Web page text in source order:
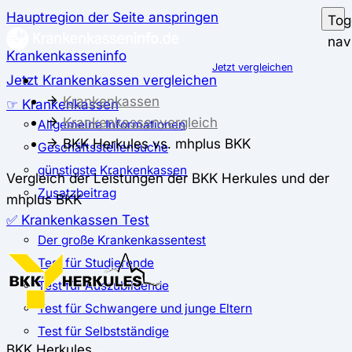
Hauptregion der Seite anspringen
Krankenkasseninfo
Jetzt Krankenkassen vergleichen
☞ Krankenkassen
Allgemeine Informationen
Geschäftsstellensuche
günstigste Krankenkassen
Zusatzbeitrag
✅ Krankenkassen Test
Der große Krankenkassentest
Test für Studierende
Test für Auszubildende
Test für Schwangere und junge Eltern
Test für Selbstständige
Jetzt vergleichen
Krankenkassen
Krankenkassenvergleich
BKK Herkules vs. mhplus BKK
Vergleich der Leistungen der BKK Herkules und der
mhplus BKK